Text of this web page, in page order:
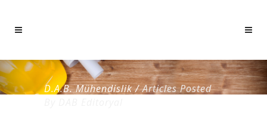
D.A.B. Mühendislik/Articles Posted